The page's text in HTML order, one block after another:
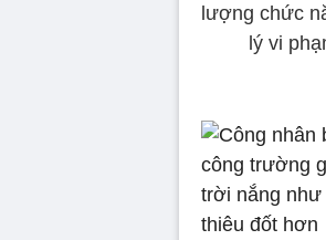
lượng chức
lý vi